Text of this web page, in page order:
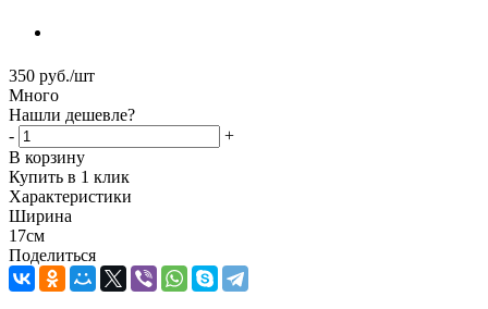
350 руб./шт
Много
Нашли дешевле?
-
+
В корзину
Купить в 1 клик
Характеристики
Ширина
17см
Поделиться